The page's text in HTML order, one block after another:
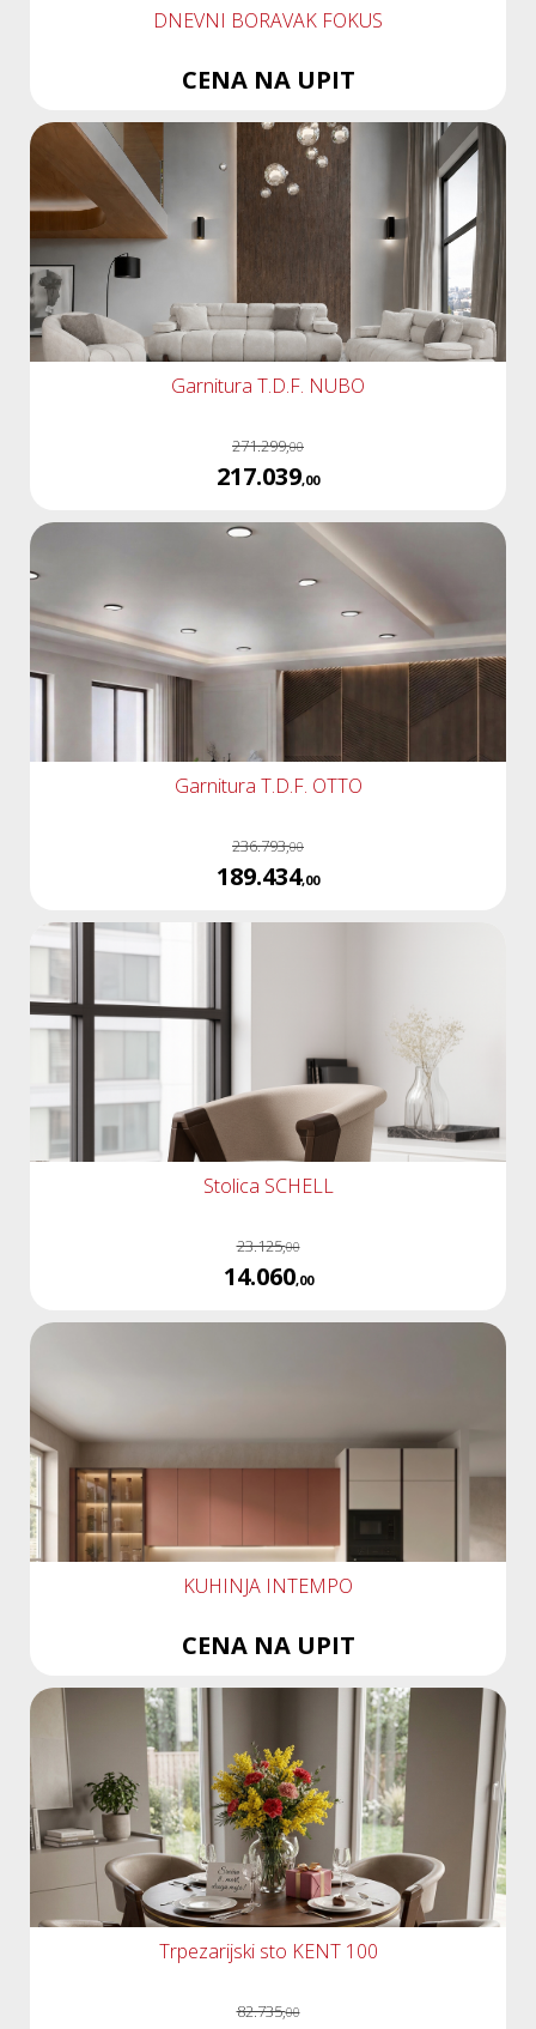
DNEVNI BORAVAK FOKUS
CENA NA UPIT
Garnitura T.D.F. NUBO
271.299,00
217.039,00
Garnitura T.D.F. OTTO
236.793,00
189.434,00
Stolica SCHELL
23.125,00
14.060,00
KUHINJA INTEMPO
CENA NA UPIT
Trpezarijski sto KENT 100
82.735,00